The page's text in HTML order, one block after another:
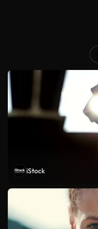
iStock